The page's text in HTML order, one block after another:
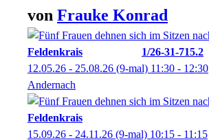
von Frauke Konrad
Feldenkrais
1/26-31-715.2
12.05.26 - 25.08.26 (9-mal) 11:30 - 12:30
Andernach
Feldenkrais
15.09.26 - 24.11.26 (9-mal) 10:15 - 11:15